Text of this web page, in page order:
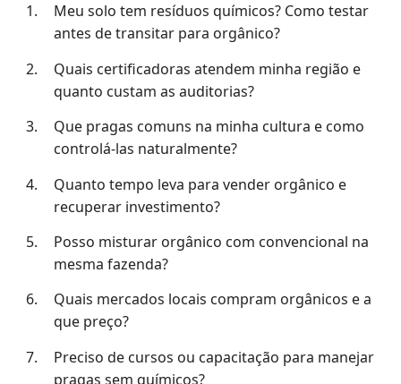
Meu solo tem resíduos químicos? Como testar
antes de transitar para orgânico?
Quais certificadoras atendem minha região e
quanto custam as auditorias?
Que pragas comuns na minha cultura e como
controlá-las naturalmente?
Quanto tempo leva para vender orgânico e
recuperar investimento?
Posso misturar orgânico com convencional na
mesma fazenda?
Quais mercados locais compram orgânicos e a
que preço?
Preciso de cursos ou capacitação para manejar
pragas sem químicos?